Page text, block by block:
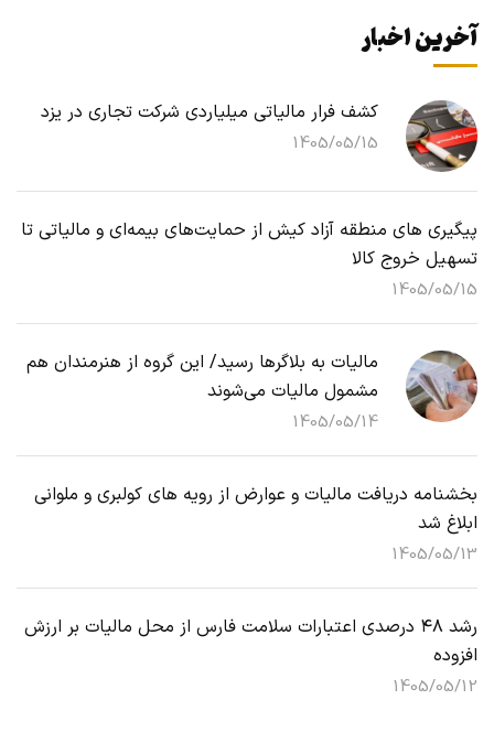
آخرین اخبار
کشف فرار مالیاتی میلیاردی شرکت تجاری در یزد
1405/05/15
پیگیری های منطقه آزاد کیش از حمایت‌های بیمه‌ای و مالیاتی تا
تسهیل خروج کالا
1405/05/15
مالیات به بلاگرها رسید/ این گروه از هنرمندان هم
مشمول مالیات می‌شوند
1405/05/14
بخشنامه دریافت مالیات و عوارض از رویه های کولبری و ملوانی
ابلاغ شد
1405/05/13
رشد ۴۸ درصدی اعتبارات سلامت فارس از محل مالیات بر ارزش
افزوده
1405/05/12